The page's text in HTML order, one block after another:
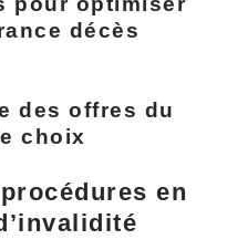
décès
des offres du
choix
en